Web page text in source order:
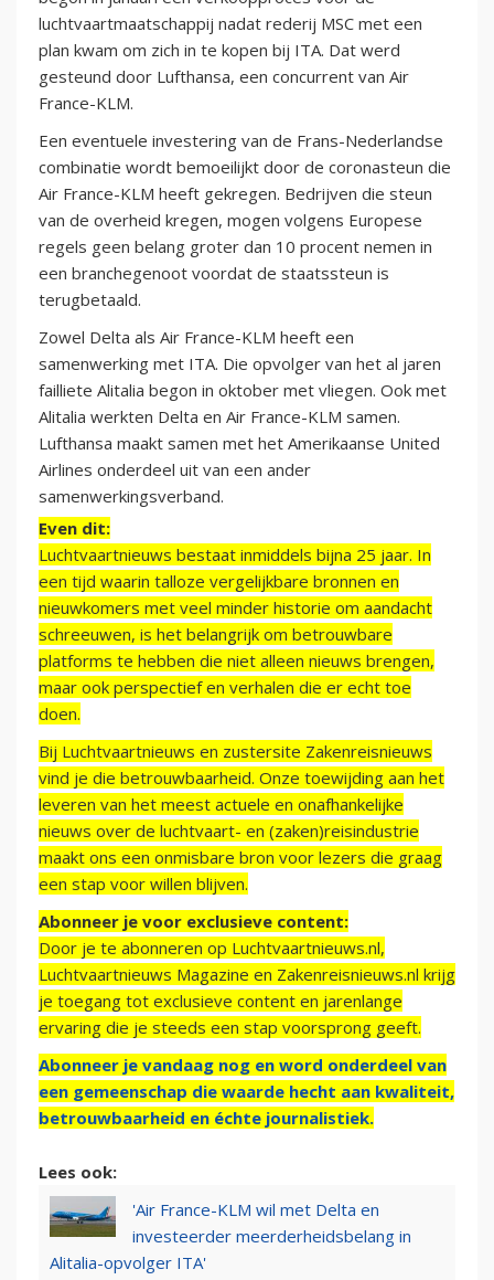
luchtvaartmaatschappij nadat rederij MSC met een
plan kwam om zich in te kopen bij ITA. Dat werd
gesteund door Lufthansa, een concurrent van Air
France-KLM.
Een eventuele investering van de Frans-Nederlandse
combinatie wordt bemoeilijkt door de coronasteun die
Air France-KLM heeft gekregen. Bedrijven die steun
van de overheid kregen, mogen volgens Europese
regels geen belang groter dan 10 procent nemen in
een branchegenoot voordat de staatssteun is
terugbetaald.
Zowel Delta als Air France-KLM heeft een
samenwerking met ITA. Die opvolger van het al jaren
failliete Alitalia begon in oktober met vliegen. Ook met
Alitalia werkten Delta en Air France-KLM samen.
Lufthansa maakt samen met het Amerikaanse United
Airlines onderdeel uit van een ander
samenwerkingsverband.
Even dit:
Luchtvaartnieuws bestaat inmiddels bijna 25 jaar. In
een tijd waarin talloze vergelijkbare bronnen en
nieuwkomers met veel minder historie om aandacht
schreeuwen, is het belangrijk om betrouwbare
platforms te hebben die niet alleen nieuws brengen,
maar ook perspectief en verhalen die er echt toe
doen.
Bij Luchtvaartnieuws en zustersite Zakenreisnieuws
vind je die betrouwbaarheid. Onze toewijding aan het
leveren van het meest actuele en onafhankelijke
nieuws over de luchtvaart- en (zaken)reisindustrie
maakt ons een onmisbare bron voor lezers die graag
een stap voor willen blijven.
Abonneer je voor exclusieve content:
Door je te abonneren op Luchtvaartnieuws.nl,
Luchtvaartnieuws Magazine en Zakenreisnieuws.nl krijg
je toegang tot exclusieve content en jarenlange
ervaring die je steeds een stap voorsprong geeft.
Abonneer je vandaag nog en word onderdeel van
een gemeenschap die waarde hecht aan kwaliteit,
betrouwbaarheid en échte journalistiek.
Lees ook:
'Air France-KLM wil met Delta en
investeerder meerderheidsbelang in
Alitalia-opvolger ITA'